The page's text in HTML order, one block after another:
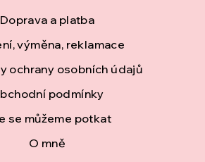
Doprava a platba
výměna, reklamace
ochrany osobních údajů
podmínky
se můžeme potkat
O mně